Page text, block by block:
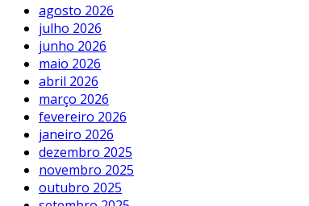
agosto 2026
julho 2026
junho 2026
maio 2026
abril 2026
março 2026
fevereiro 2026
janeiro 2026
dezembro 2025
novembro 2025
outubro 2025